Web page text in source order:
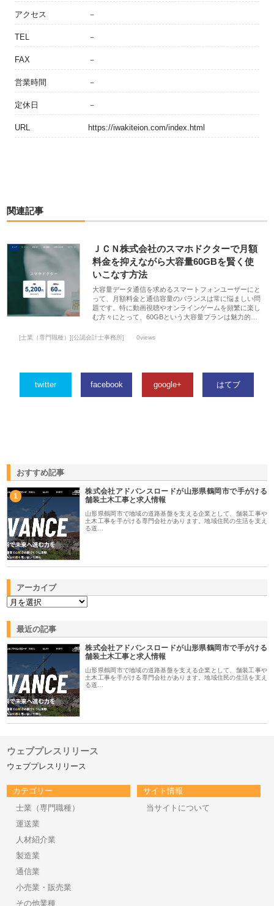
アクセス －
TEL －
FAX －
営業時間 －
定休日 －
URL https://iwakiteion.com/index.html
関連記事
ＪＣＮ株式会社のスマホドクターで月額
料金を抑えながら大容量60GBを賢く使
いこなす方法
大容量データ通信を求めるスマートフォンユーザーにと
って、月額料金と通信容量のバランスは常に悩ましい問
題です。特に動画視聴やオンラインゲームを頻繁に楽し
む方々にとって、60GBという大容量プランは魅力的…
[士業（専門職種）][公認会計士事務所] 0views
twitter facebook google+ はてブ
おすすめ記事
1
株式会社アドバンスロードが山形県鶴岡市で手がける
舗装土木工事と求人情報
山形県鶴岡市で地域の道路基盤を支える企業として、舗装工事や
土木工事を手がける専門会社があります。地域住民の生活を支え
る道…
アーカイブ
最近の記事
株式会社アドバンスロードが山形県鶴岡市で手がける
舗装土木工事と求人情報
山形県鶴岡市で地域の道路基盤を支える企業として、舗装工事や
土木工事を手がける専門会社があります。地域住民の生活を支え
る道…
ウェブプレスリリース
ウェブプレスリリース
カテゴリー
士業（専門職種）
運送業
人材紹介業
製造業
通信業
小売業・販売業
その他業種
サイト情報
当サイトについて